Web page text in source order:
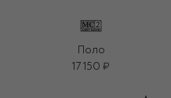
Поло
17 150 ₽